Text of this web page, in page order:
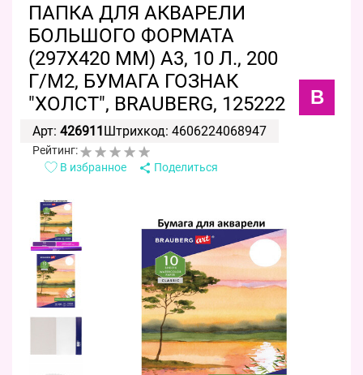
ПАПКА ДЛЯ АКВАРЕЛИ
БОЛЬШОГО ФОРМАТА
(297Х420 ММ) А3, 10 Л., 200
Г/М2, БУМАГА ГОЗНАК
"ХОЛСТ", BRAUBERG, 125222
B
Арт: 426911Штрихкод: 4606224068947
Рейтинг:
В избранное
Поделиться